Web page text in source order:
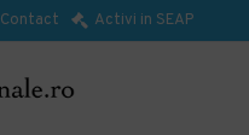
Contact Activi in SEAP